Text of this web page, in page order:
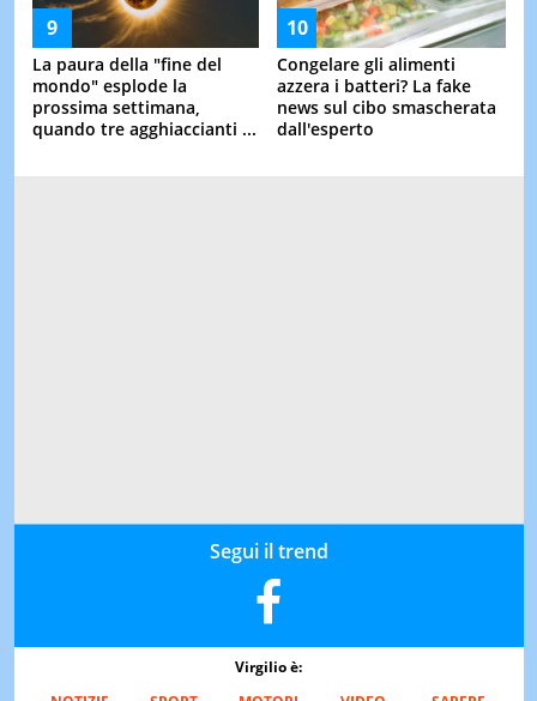
La paura della "fine del
mondo" esplode la
prossima settimana,
quando tre agghiaccianti ...
Congelare gli alimenti
azzera i batteri? La fake
news sul cibo smascherata
dall'esperto
Segui il trend
Virgilio è: